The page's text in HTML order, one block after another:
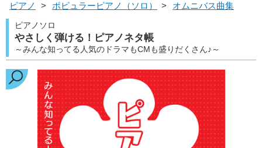
ピアノ > ポピュラーピアノ（ソロ） > オムニバス曲集
ピアノソロ
やさしく弾ける！ピアノネタ帳
～みんな知ってる人気のドラマもCMも盛りだくさん♪～